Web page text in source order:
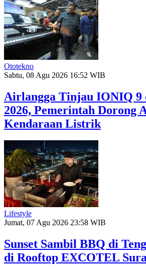
Ototekno
Sabtu, 08 Agu 2026 16:52 WIB
Airlangga Tinjau IONIQ 9
2026, Pemerintah Dorong
Kendaraan Listrik
Lifestyle
Jumat, 07 Agu 2026 23:58 WIB
Sunset Sambil BBQ di
di Rooftop EXCOTEL